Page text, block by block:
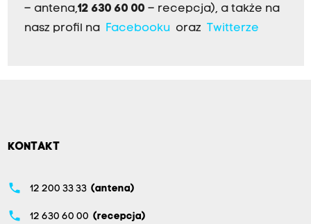
– antena,12 630 60 00 – recepcja), a także na
nasz profil na
Facebookuoraz Twitterze
KONTAKT
phone 12 200 33 33 (antena)
phone 12 630 60 00 (recepcja)